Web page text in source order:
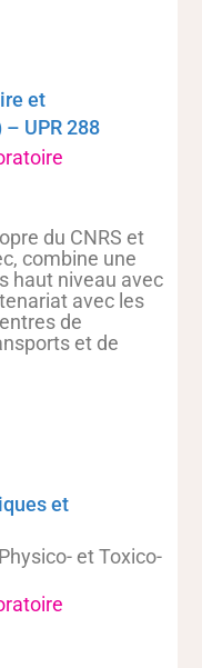
et
UPR 288
du CNRS et
combine une
haut niveau avec
avec les
de
et de
et
et Toxico-